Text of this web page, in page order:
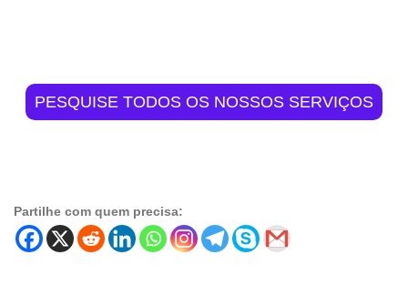
PESQUISE TODOS OS NOSSOS SERVIÇOS
Partilhe com quem precisa: